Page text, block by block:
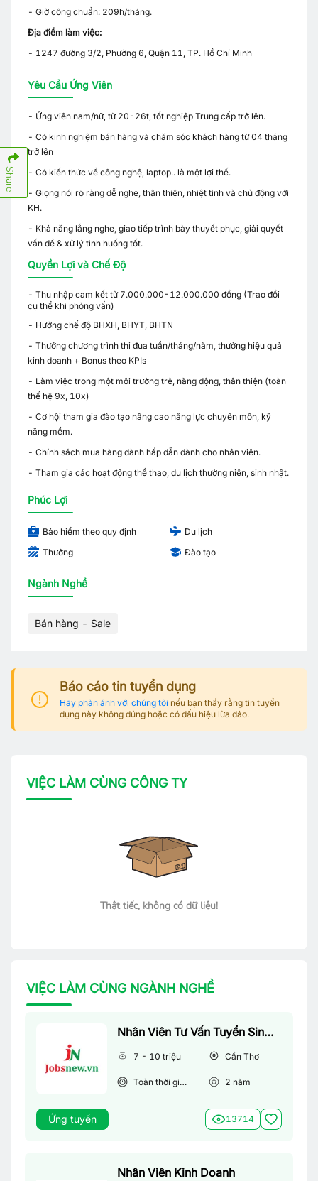
- Giờ công chuẩn: 209h/tháng.
Địa điểm làm việc:
- 1247 đường 3/2, Phường 6, Quận 11, TP. Hồ Chí Minh
Yêu Cầu Ứng Viên
- Ứng viên nam/nữ, từ 20-26t, tốt nghiệp Trung cấp trở lên.
- Có kinh nghiệm bán hàng và chăm sóc khách hàng từ 04 tháng
trở lên
- Có kiến thức về công nghệ, laptop.. là một lợi thế.
- Giọng nói rõ ràng dễ nghe, thân thiện, nhiệt tình và chủ động với
KH.
- Khả năng lắng nghe, giao tiếp trình bày thuyết phục, giải quyết
vấn đề & xử lý tình huống tốt.
Quyền Lợi và Chế Độ
- Thu nhập cam kết từ 7.000.000-12.000.000 đồng (Trao đổi
cụ thể khi phỏng vấn)
- Hưởng chế độ BHXH, BHYT, BHTN
- Thưởng chương trình thi đua tuần/tháng/năm, thưởng hiệu quả
kinh doanh + Bonus theo KPIs
- Làm việc trong một môi trường trẻ, năng động, thân thiện (toàn
thế hệ 9x, 10x)
- Cơ hội tham gia đào tạo nâng cao năng lực chuyên môn, kỹ
năng mềm.
- Chính sách mua hàng dành hấp dẫn dành cho nhân viên.
- Tham gia các hoạt động thể thao, du lịch thường niên, sinh nhật.
Phúc Lợi
Bảo hiểm theo quy định
Du lịch
Thưởng
Đào tạo
Ngành Nghề
Bán hàng - Sale
Báo cáo tin tuyển dụng
Hãy phản ánh với chúng tôi nếu bạn thấy rằng tin tuyển
dụng này không đúng hoặc có dấu hiệu lừa đảo.
VIỆC LÀM CÙNG CÔNG TY
Thật tiếc, không có dữ liệu!
VIỆC LÀM CÙNG NGÀNH NGHỀ
Nhân Viên Tư Vấn Tuyển Sinh (Làm Việc Tại Văn Phòng)
7 - 10 triệu Cần Thơ
Toàn thời gian 2 năm
Ứng tuyển 13714
Nhân Viên Kinh Doanh
Share